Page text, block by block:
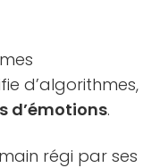
d’algorithmes,
d’émotions.
régi par ses